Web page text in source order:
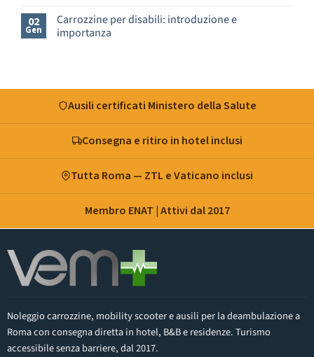
prima
di
prenotare
–
9
strutture
Rotelle
su
Noleggio
Carrozzine:
02
Gen
Carrozzine per disabili: introduzione e
importanza
per
disabili:
introduzione
e
Ausili certificati Ministero della Salute
Consegna e ritiro in hotel inclusi
Tutta Roma — ZTL e Vaticano inclusi
Membro ENAT | Attivi dal 2017
Noleggio carrozzine, mobility scooter e ausili per la deambulazione a
Roma con consegna diretta in hotel, B&B e residenze. Turismo
accessibile senza barriere, dal 2017.